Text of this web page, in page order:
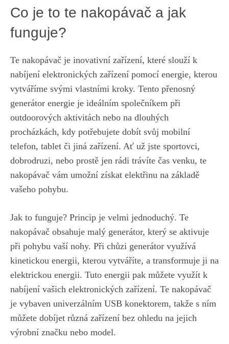
Co je to te nakopávač a jak
funguje?
Te ‍nakopávač je inovativní zařízení, které slouží k⁤
nabíjení⁤ elektronických zařízení pomocí energie, kterou
vytváříme svými vlastními ‍kroky. Tento ⁤přenosný
generátor energie​ je ideálním společníkem při
outdoorových aktivitách ‍nebo na dlouhých
procházkách, ‍kdy potřebujete dobít svůj mobilní
telefon, tablet či jiná zařízení. Ať už jste sportovci,
dobrodruzi,‍ nebo prostě jen rádi trávíte čas venku, te⁢
nakopávač vám umožní získat elektřinu na základě
vašeho pohybu.
Jak to funguje? Princip je velmi jednoduchý. Te
nakopávač obsahuje malý⁣ generátor, který se aktivuje
při pohybu vaší​ nohy.⁤ Při⁤ chůzi generátor ⁤využívá
kinetickou energii, kterou vytváříte, a transformuje ji na
elektrickou energii. Tuto energii ‌pak můžete⁤ využít k
nabíjení vašich elektronických zařízení. Te nakopávač
je vybaven univerzálním USB konektorem, takže s ním
můžete dobíjet různá zařízení⁣ bez ohledu ⁢na⁣ jejich
výrobní značku nebo model.